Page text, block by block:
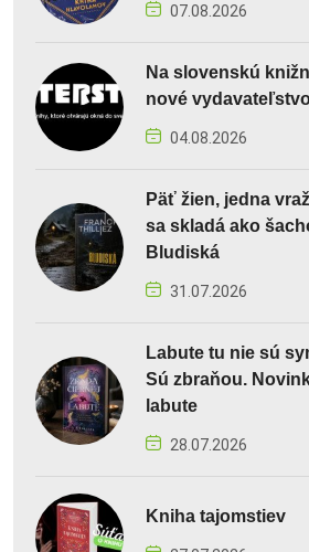
07.08.2026
Na slovenskú
nové
04.08.2026
Päť žien, jedna
sa skladá ako
Bludiská
31.07.2026
Labute tu nie sú
Sú zbraňou.
labute
28.07.2026
Kniha tajomstiev